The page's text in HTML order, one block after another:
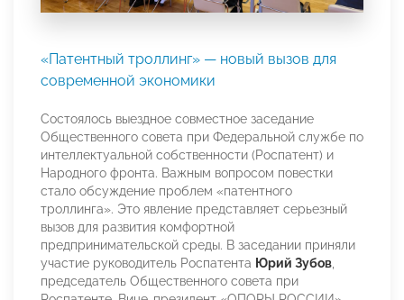
«Патентный троллинг» — новый вызов для
современной экономики
Состоялось выездное совместное заседание
Общественного совета при Федеральной службе по
интеллектуальной собственности (Роспатент) и
Народного фронта. Важным вопросом повестки
стало обсуждение проблем «патентного
троллинга». Это явление представляет серьезный
вызов для развития комфортной
предпринимательской среды. В заседании приняли
участие руководитель Роспатента Юрий Зубов
председатель Общественного совета при